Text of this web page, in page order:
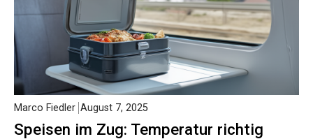
Speisen im Zug: Temperatur richtig
Marco Fiedler August 7, 2025